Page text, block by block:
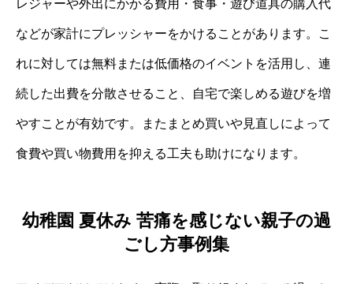
レジャーや外出にかかる費用・食事・遊び道具の購入代
などが家計にプレッシャーをかけることがあります。こ
れに対しては無料または低価格のイベントを活用し、連
続した出費を分散させること、自宅で楽しめる遊びを増
やすことが有効です。またまとめ買いや見直しによって
食費や買い物費用を抑える工夫も助けになります。
幼稚園 夏休み 苦痛を感じない親子の過
ごし方事例集